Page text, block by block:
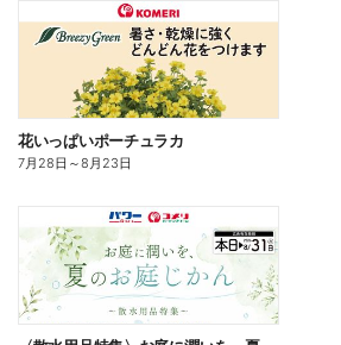
花いっぱいポーチュラカ
7月28日 ～8月23日